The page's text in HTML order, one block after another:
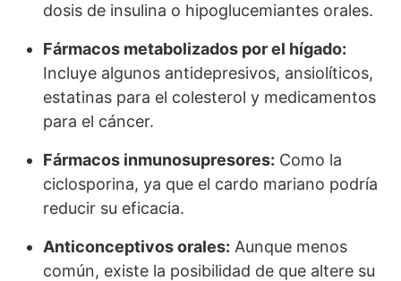
dosis de insulina o hipoglucemiantes orales.
Fármacos metabolizados por el hígado:
Incluye algunos antidepresivos, ansiolíticos,
estatinas para el colesterol y medicamentos
para el cáncer.
Fármacos inmunosupresores: Como la
ciclosporina, ya que el cardo mariano podría
reducir su eficacia.
Anticonceptivos orales: Aunque menos
común, existe la posibilidad de que altere su